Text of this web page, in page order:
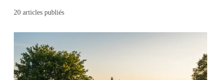
20 articles publiés